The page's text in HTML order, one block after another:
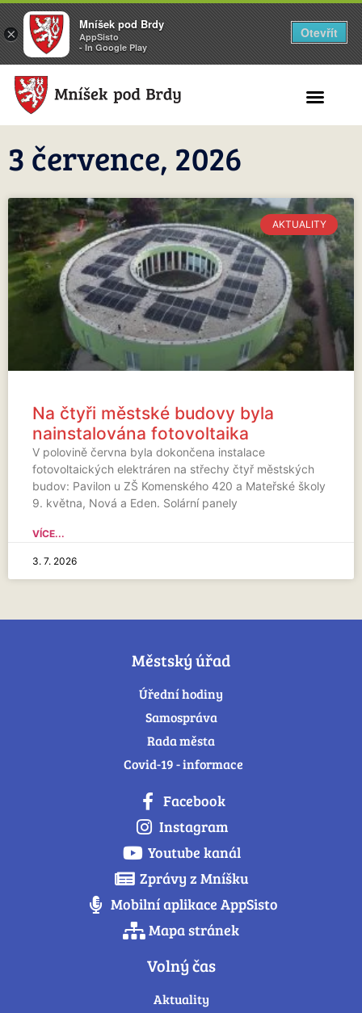
3 července, 2026
AKTUALITY
Na čtyři městské budovy byla
nainstalována fotovoltaika
V polovině června byla dokončena instalace
fotovoltaických elektráren na střechy čtyř městských
budov: Pavilon u ZŠ Komenského 420 a Mateřské školy
9. května, Nová a Eden. Solární panely
VÍCE...
3. 7. 2026
Městský úřad
Úřední hodiny
Samospráva
Rada města
Covid-19 - informace
Facebook
Instagram
Youtube kanál
Zprávy z Mníšku
Mobilní aplikace AppSisto
Mapa stránek
Volný čas
Aktuality
×
Mníšek pod Brdy
AppSisto
- In Google Play
Otevřít